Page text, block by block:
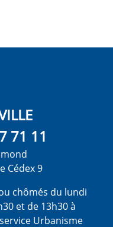
71 11
Cédex 9
chômés du lundi
et de 13h30 à
Urbanisme